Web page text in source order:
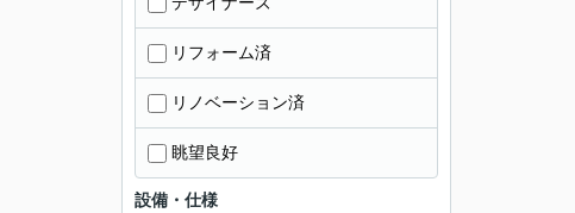
リフォーム済
リノベーション済
眺望良好
設備・仕様